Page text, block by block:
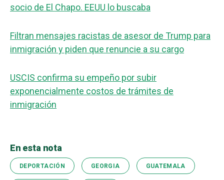
socio de El Chapo. EEUU lo buscaba
Filtran mensajes racistas de asesor de Trump para
inmigración y piden que renuncie a su cargo
USCIS confirma su empeño por subir
exponencialmente costos de trámites de
inmigración
En esta nota
DEPORTACIÓN GEORGIA GUATEMALA